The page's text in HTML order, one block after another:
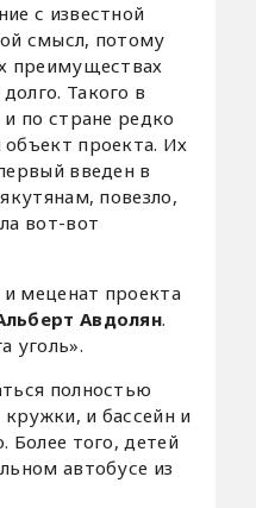
с известной
смысл, потому
преимуществах
Такого в
по стране редко
проекта. Их
введен в
повезло,
вот-вот
меценат проекта
Авдолян.
уголь».
полностью
и бассейн и
Более того, детей
автобусе из